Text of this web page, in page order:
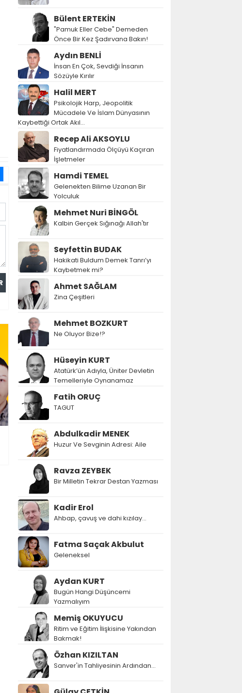
Bülent ERTEKİN
"Pamuk Eller Cebe" Demeden
Önce Bir Kez Şadırvana Bakın!
Aydın BENLİ
İnsan En Çok, Sevdiği İnsanın
Sözüyle Kırılır
Halil MERT
Psikolojik Harp, Jeopolitik
Mücadele Ve İslam Dünyasının
Kaybettiği Ortak Akıl…
Recep Ali AKSOYLU
Fiyatlandırmada Ölçüyü Kaçıran
İşletmeler
Hamdi TEMEL
Gelenekten Bilime Uzanan Bir
Yolculuk
Mehmet Nuri BİNGÖL
Kalbin Gerçek Sığınağı Allah'tır
Seyfettin BUDAK
Hakikati Buldum Demek Tanrı’yı
Kaybetmek mi?
Ahmet SAĞLAM
Zina Çeşitleri
Mehmet BOZKURT
Ne Oluyor Bize!?
Hüseyin KURT
Atatürk’ün Adıyla, Üniter Devletin
Temelleriyle Oynanamaz
Fatih ORUÇ
TAGUT
Abdulkadir MENEK
Huzur Ve Sevginin Adresi: Aile
Ravza ZEYBEK
Bir Milletin Tekrar Destan Yazması
Kadir Erol
Ahbap, çavuş ve dahi kızılay...
Fatma Saçak Akbulut
Geleneksel
Aydan KURT
Bugün Hangi Düşüncemi
Yazmalıyım
Memiş OKUYUCU
Ritim ve Eğitim İlişkisine Yakından
Bakmak!
Özhan KIZILTAN
Sanver'in Tahliyesinin Ardından…